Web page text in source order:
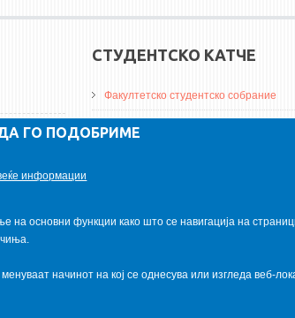
СТУДЕНТСКО КАТЧЕ
Факултетско студентско собрание
ДА Винчи магазин
ГО ПОДОБРИМЕ
информации
основни функции како што се навигација на
начинот на кој се однесува или изгледа веб-